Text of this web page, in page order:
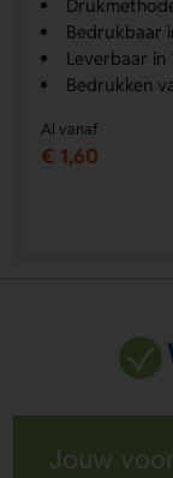
Bedrukbaar
Leverbaar in
Bedrukken
Al vanaf
€ 1,60
Jouw